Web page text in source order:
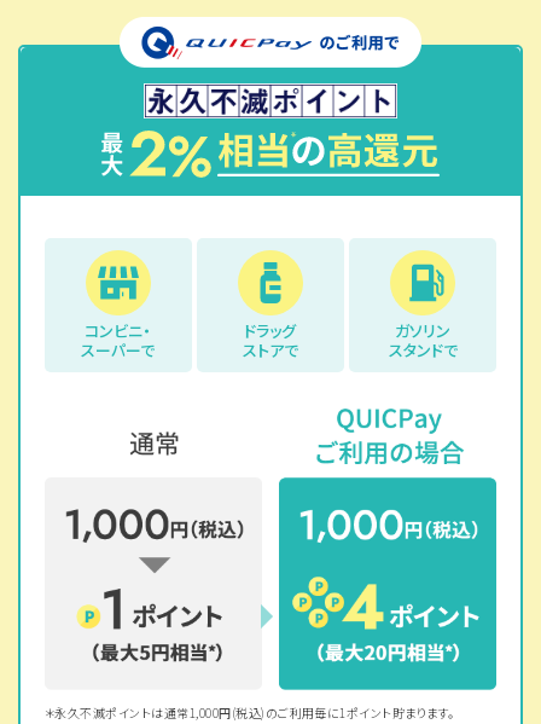
コンビニ・
スーパーで
ドラッグ
ストアで
ガソリン
スタンドで
永久不滅ポイントは通常1,000円(税込)のご利用毎に1ポイント貯まります。